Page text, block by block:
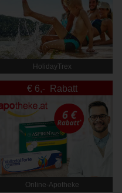
HolidayTrex
€ 6,- Rabatt
Online‑Apotheke